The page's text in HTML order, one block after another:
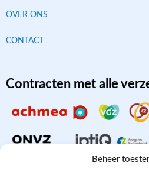
Beheer
OVER ONS
CONTACT
Contracten met alle